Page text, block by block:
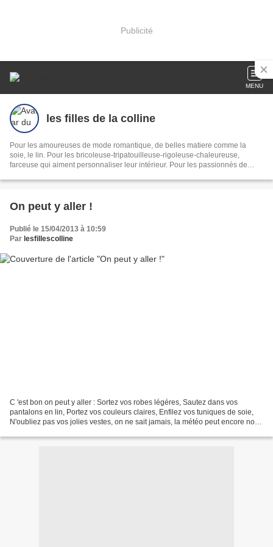
Publicité
MENU
les filles de la colline
Pour les amoureuses de mode romantique, de belles matiere comme la
soie, le lin. Pour les bricoleuse-tripatouilleuse-rigoleuse-chaleureuse,
farceuse qui aiment personnaliser leur intérieur. Pour les passionnés de
On peut y aller !
Publié le 15/04/2013 à 10:59
Par lesfillescolline
C 'est bon on peut y aller : Sortez vos robes légéres, Sautez dans vos
pantalons en lin, Portez vos couleurs claires, Enfilez vos tuniques de soie,
N'oubliez pas vos jolies vestes, on ne sait jamais, la météo peut encore nous